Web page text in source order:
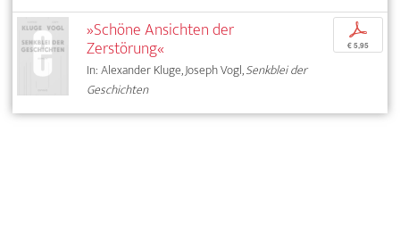
»Schöne Ansichten der
Zerstörung«
In: Alexander Kluge, Joseph Vogl,Senkblei der
Geschichten
p
€ 5,95